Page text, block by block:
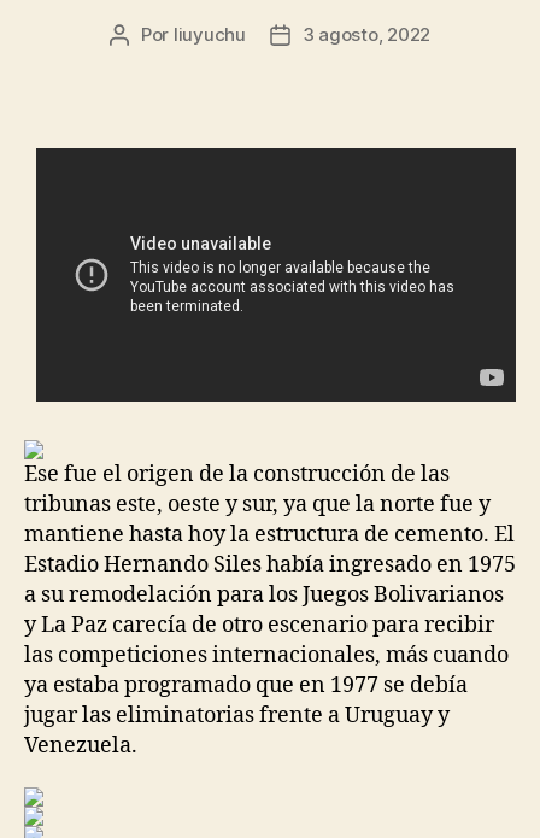
Autor
Por liuyuchu
Fecha3 agosto, 2022
Ese fue el origen de la construcción de las
tribunas este, oeste y sur, ya que la norte fue y
mantiene hasta hoy la estructura de cemento. El
Estadio Hernando Siles había ingresado en 1975
a su remodelación para los Juegos Bolivarianos
y La Paz carecía de otro escenario para recibir
las competiciones internacionales, más cuando
ya estaba programado que en 1977 se debía
jugar las eliminatorias frente a Uruguay y
Venezuela.